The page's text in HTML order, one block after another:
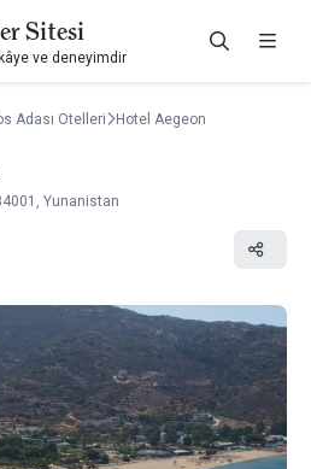
Sitesi
ve deneyimdir
Adası Otelleri Hotel Aegeon
Yunanistan